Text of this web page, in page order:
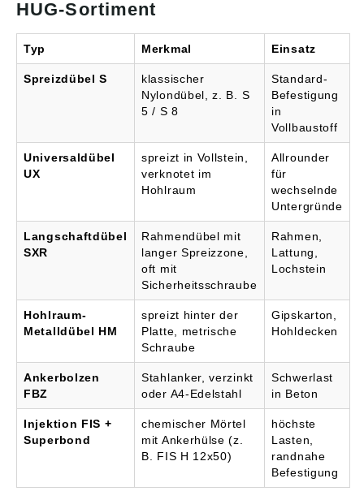
HUG-Sortiment
Typ Merkmal Einsatz
Spreizdübel S
klassischer
Nylondübel, z. B. S
5 / S 8
Standard-
Befestigung
in
Vollbaustoff
Universaldübel
UX
spreizt in Vollstein,
verknotet im
Hohlraum
Allrounder
für
wechselnde
Untergründe
Langschaftdübel
SXR
Rahmendübel mit
langer Spreizzone,
oft mit
Sicherheitsschraube
Rahmen,
Lattung,
Lochstein
Hohlraum-
Metalldübel HM
spreizt hinter der
Platte, metrische
Schraube
Gipskarton,
Hohldecken
Ankerbolzen
FBZ
Stahlanker, verzinkt
oder A4-Edelstahl
Schwerlast
in Beton
Injektion FIS +
Superbond
chemischer Mörtel
mit Ankerhülse (z.
B. FIS H 12x50)
höchste
Lasten,
randnahe
Befestigung